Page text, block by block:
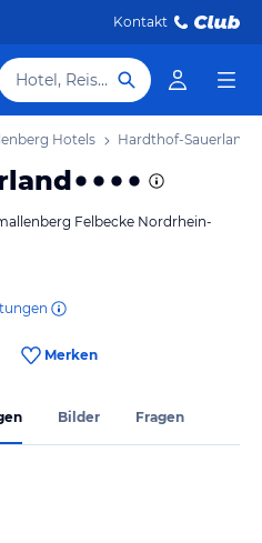
Kontakt
Hotel, Reiseziel
Hotels Hardthof-Sauerland
Felbecke Nordrhein-
Merken
Bilder Fragen